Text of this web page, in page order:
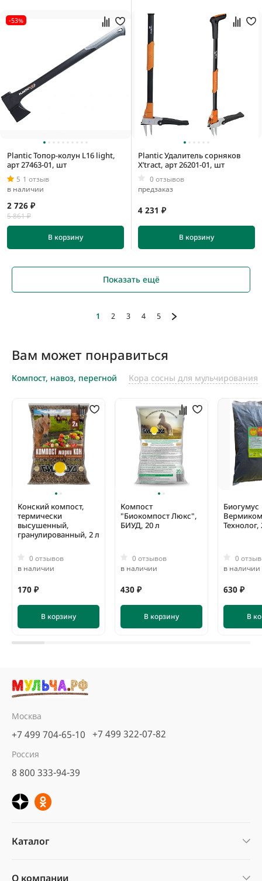
-53%
Plantic Топор-колун L16 light,
арт 27463-01, шт
5 1 отзыв
в наличии
2 726 ₽
5 861 ₽
В корзину
Plantic Удалитель сорняков
X’tract, арт 26201-01, шт
0 отзывов
предзаказ
4 231 ₽
В корзину
Показать ещё
1 2 3 4 5
Вам может понравиться
Компост, навоз, перегной Кора сосны для мульчирования
Конский компост,
термически
высушенный,
гранулированный, 2 л
0 отзывов
в наличии
170 ₽
В корзину
Компост
"Биокомпост Люкс",
БИУД, 20 л
0 отзывов
в наличии
430 ₽
В корзину
Биогумус
Технолог,
0
в наличии
630 ₽
В
Кора сосны Стандарт
5 6 отзывов
560 ₽
Москва
+7 499 704-65-10 +7 499 322-07-82
Россия
8 800 333-94-39
Каталог
О компании